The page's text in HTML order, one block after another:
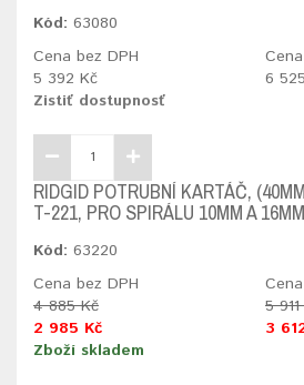
Kód: 63080
Cena bez DPH
5 392 Kč
6
Zistiť dostupnosť
RIDGID POTRUBNÍ KARTÁČ,
T-221, PRO SPIRÁLU 10MM A 16MM
Kód: 63220
Cena bez DPH
4 885 Kč
2 985 Kč
5
3
Zboží skladem